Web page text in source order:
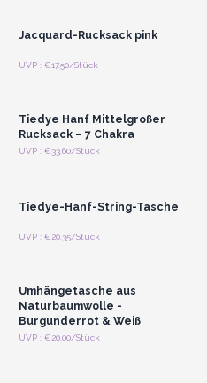
Jacquard-Rucksack pink
UVP : €17.50/StückAnmelden oder
Tiedye Hanf Mittelgroßer
Rucksack – 7 Chakra
UVP : €33.60/StuckAnmelden oder
Tiedye-Hanf-String-Tasche
UVP : €20.35/StuckAnmelden oder
Umhängetasche aus
Naturbaumwolle -
Burgunderrot & Weiß
UVP : €20.00/StückAnmelden oder